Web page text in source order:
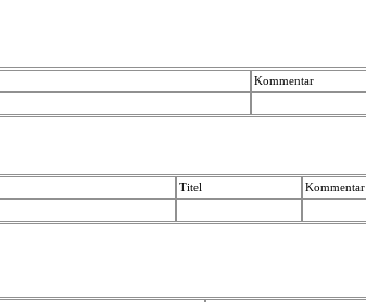
Kommentar
Titel
Kommentar